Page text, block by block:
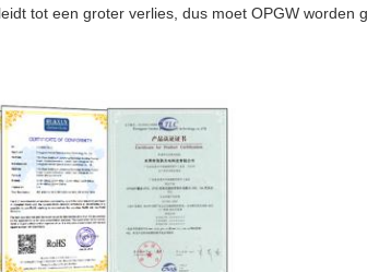
tot een groter verlies, dus moet OPGW worden